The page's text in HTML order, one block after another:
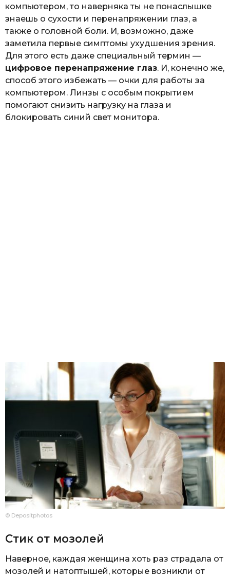
компьютером, то наверняка ты не понаслышке
знаешь о сухости и перенапряжении глаз, а
также о головной боли. И, возможно, даже
заметила первые симптомы ухудшения зрения.
Для этого есть даже специальный термин —
цифровое перенапряжение глаз. И, конечно же,
способ этого избежать — очки для работы за
компьютером. Линзы с особым покрытием
помогают снизить нагрузку на глаза и
блокировать синий свет монитора.
© Depositphotos
Стик от мозолей
Наверное, каждая женщина хоть раз страдала от
мозолей и натоптышей, которые возникли от